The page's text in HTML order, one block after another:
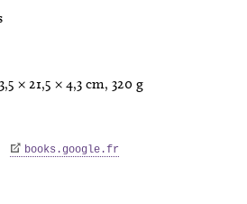
× 21,5 × 4,3 cm, 320 g
books.google.fr